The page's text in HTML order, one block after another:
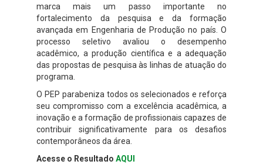
marca mais um passo importante no
fortalecimento da pesquisa e da formação
avançada em Engenharia de Produção no país. O
processo seletivo avaliou o desempenho
acadêmico, a produção científica e a adequação
das propostas de pesquisa às linhas de atuação do
programa.
O PEP parabeniza todos os selecionados e reforça
seu compromisso com a excelência acadêmica, a
inovação e a formação de profissionais capazes de
contribuir significativamente para os desafios
contemporâneos da área.
Acesse o Resultado AQUI